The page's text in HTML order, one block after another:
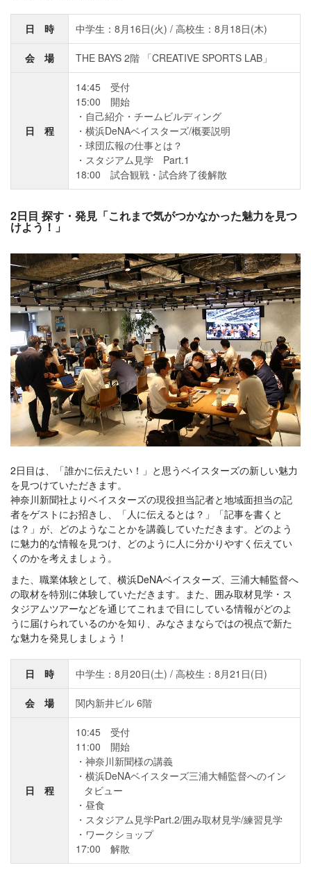
日 時 中学生：8月16日(火) / 高校生：8月18日(木)
会 場 THE BAYS 2階 「CREATIVE SPORTS LAB」
日 程
14:45 受付
15:00 開始
自己紹介・チームビルディング
横浜DeNAベイスターズ/概要説明
球団広報の仕事とは？
スタジアム見学 Part.1
18:00 試合観戦・試合終了後解散
2日目 探す・発見「これまで気がつかなかった魅力を見つ
けよう！」
2日目は、「誰かに伝えたい！」と思うベイスターズの新しい魅力
を見つけていただきます。
神奈川新聞社よりベイスターズの現役担当記者と地域面担当の記
者をゲストにお招きし、「人に伝えるとは？」「記事を書くと
は？」が、どのようなことかを講義していただきます。どのよう
に魅力的な情報を見つけ、どのように人に分かりやすく伝えてい
くのかを考えましょう。
また、職業体験として、横浜DeNAベイスターズ、三浦大輔監督へ
の取材を特別に体験していただきます。また、囲み取材見学・ス
タジアムツアーなどを通じてこれまで目にしている情報がどのよ
うに届けられているのかを知り、みなさまならではの視点で新た
な魅力を発見しましょう！
日 時 中学生：8月20日(土) / 高校生：8月21日(日)
会 場 関内新井ビル 6階
日 程
10:45 受付
11:00 開始
神奈川新聞様の講義
横浜DeNAベイスターズ三浦大輔監督へのイン
タビュー
昼食
スタジアム見学Part.2/囲み取材見学/練習見学
ワークショップ
17:00 解散